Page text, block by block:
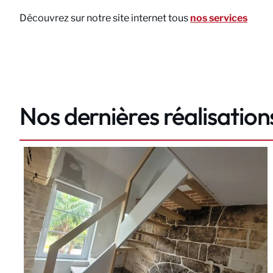
Découvrez sur notre site internet tousnos services
Nos dernières